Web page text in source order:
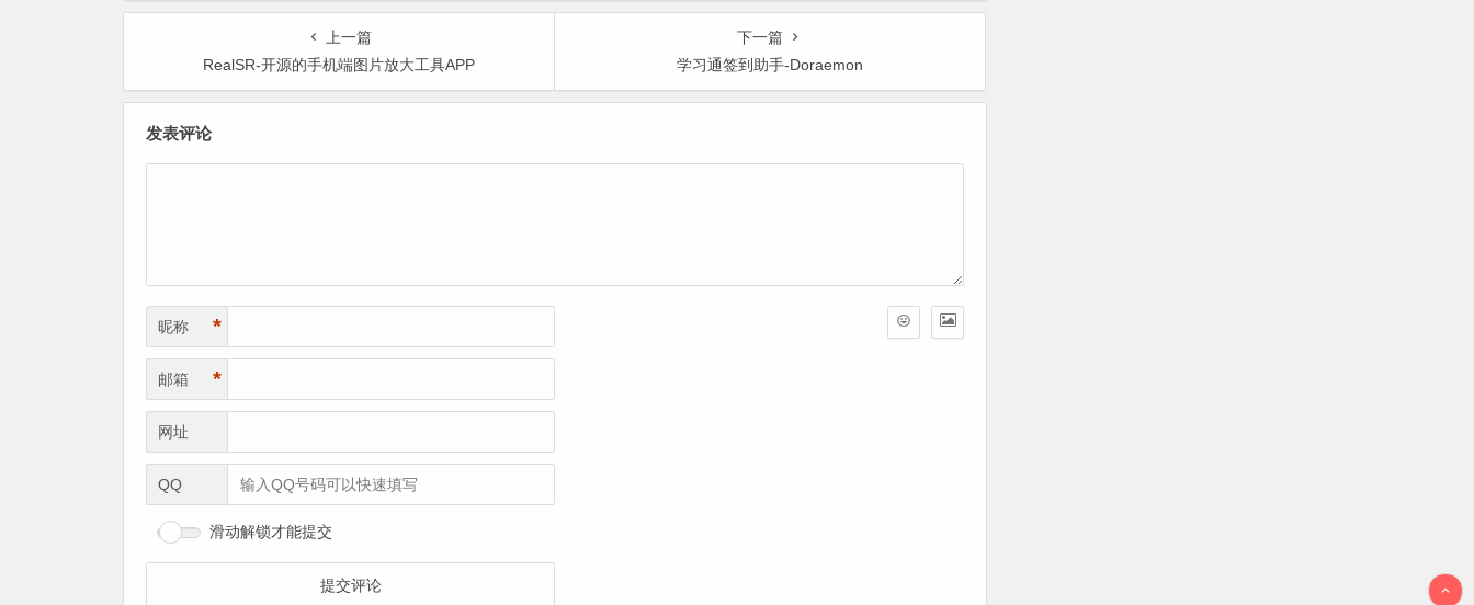
上一篇
RealSR-开源的手机端图片放大工具APP
下一篇
学习通签到助手-Doraemon
发表评论
昵称 *
邮箱 *
网址
QQ
滑动解锁才能提交